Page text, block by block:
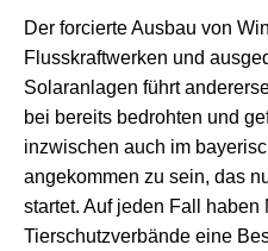
Der forcierte Ausbau von
Flusskraftwerken und
Solaranlagen führt
bei bereits bedrohten und
inzwischen auch im
angekommen zu sein, das
startet. Auf jeden Fall haben
Tierschutzverbände eine